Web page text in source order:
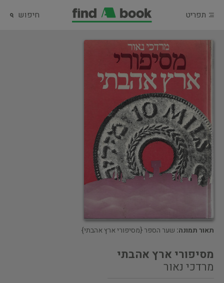
תפריט חיפוש
תאור תמונה: שער הספר {מסיפורי ארץ אהבתי}
מסיפורי ארץ אהבתי
מרדכי נאור